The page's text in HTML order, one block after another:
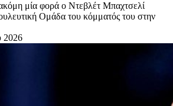
μία φορά ο Ντεβλέτ Μπαχτσελί
Ομάδα του κόμματός του στην
2026